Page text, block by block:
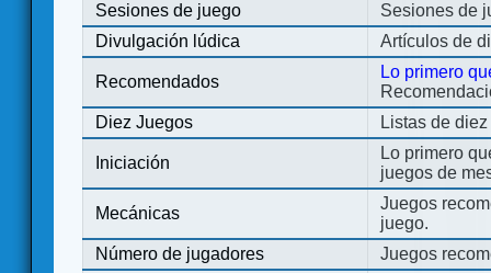
Sesiones de juego
Sesiones de
Divulgación lúdica
Artículos de
Recomendados
Lo primero
Diez Juegos
Listas de
Iniciación
Lo primero
juegos de
Mecánicas
Juegos
juego.
Número de jugadores
Juegos